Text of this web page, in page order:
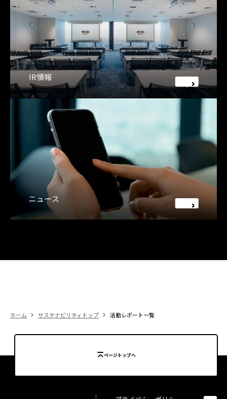
IR情報
ニュース
ホーム サステナビリティトップ 活動レポート一覧
ページトップへ